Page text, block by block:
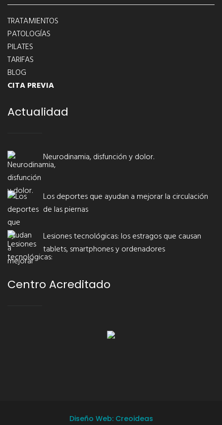
TRATAMIENTOS
PATOLOGÍAS
PILATES
TARIFAS
BLOG
CITA PREVIA
Actualidad
Neurodinamia, disfunción y dolor.
Los deportes que ayudan a mejorar la circulación
de las piernas
Lesiones tecnológicas: los estragos que causan
tablets, smartphones y ordenadores
Centro Acreditado
Diseño Web: Creoideas